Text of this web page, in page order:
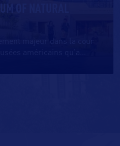
OF NATURAL
majeur dans la cour